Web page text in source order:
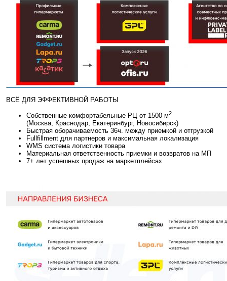
ВСЁ ДЛЯ ЭФФЕКТИВНОЙ РАБОТЫ
Собственные комфортабельные РЦ от 1500 м2
(Москва, Краснодар, Екатеринбург, Новосибирск)
Быстрая оборачиваемость 36ч. между приемкой и отгрузкой
Fullfillment для партнеров и максимальная локализация
WMS система логистики товара
Материальная ответственность приемки и возвратов на МП
7+ лет успешных продаж на маркетплейсах